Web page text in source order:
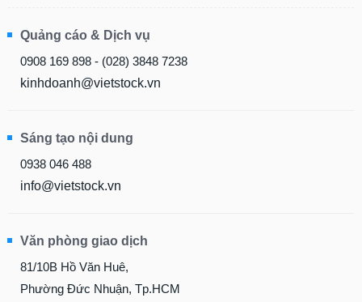
Quảng cáo & Dịch vụ
0908 169 898 - (028) 3848 7238
kinhdoanh@vietstock.vn
Sáng tạo nội dung
0938 046 488
info@vietstock.vn
Văn phòng giao dịch
81/10B Hồ Văn Huê,
Phường Đức Nhuận, Tp.HCM